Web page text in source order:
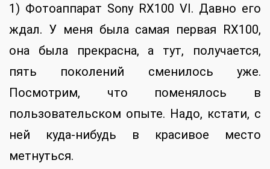
1) Фотоаппарат Sony RX100 VI. Давно его
ждал. У меня была самая первая RX100,
она была прекрасна, а тут, получается,
пять поколений сменилось уже.
Посмотрим, что поменялось в
пользовательском опыте. Надо, кстати, с
ней куда-нибудь в красивое место
метнуться.